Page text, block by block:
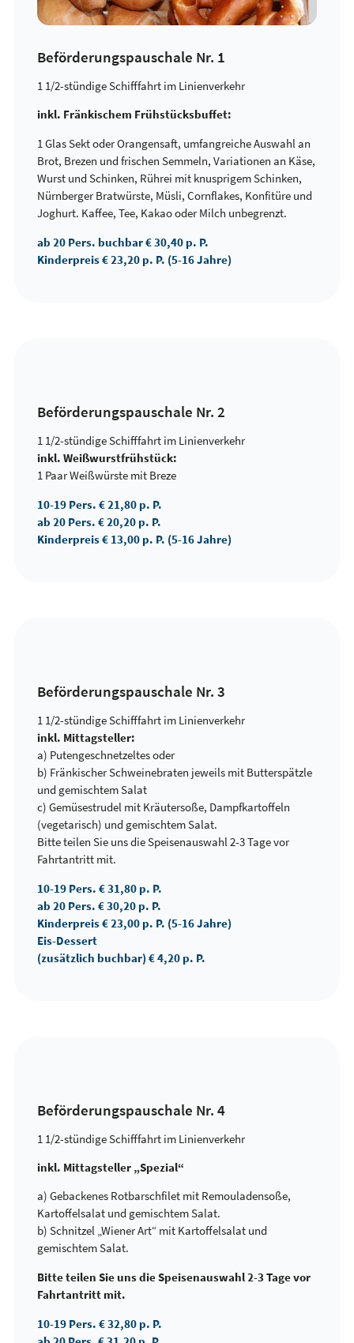
Beförderungspauschale Nr. 1
1 1/2-stündige Schifffahrt im Linienverkehr
inkl. Fränkischem Frühstücksbuffet:
1 Glas Sekt oder Orangensaft, umfangreiche Auswahl an
Brot, Brezen und frischen Semmeln, Variationen an Käse,
Wurst und Schinken, Rührei mit knusprigem Schinken,
Nürnberger Bratwürste, Müsli, Cornflakes, Konfitüre und
Joghurt. Kaffee, Tee, Kakao oder Milch unbegrenzt.
ab 20 Pers. buchbar € 30,40 p. P.
Kinderpreis € 23,20 p. P. (5-16 Jahre)
Beförderungspauschale Nr. 2
1 1/2-stündige Schifffahrt im Linienverkehr
inkl. Weißwurstfrühstück:
1 Paar Weißwürste mit Breze
10-19 Pers. € 21,80 p. P.
ab 20 Pers. € 20,20 p. P.
Kinderpreis € 13,00 p. P. (5-16 Jahre)
Beförderungspauschale Nr. 3
1 1/2-stündige Schifffahrt im Linienverkehr
inkl. Mittagsteller:
a) Putengeschnetzeltes oder
b) Fränkischer Schweinebraten jeweils mit Butterspätzle
und gemischtem Salat
c) Gemüsestrudel mit Kräutersoße, Dampfkartoffeln
(vegetarisch) und gemischtem Salat.
Bitte teilen Sie uns die Speisenauswahl 2-3 Tage vor
Fahrtantritt mit.
10-19 Pers. € 31,80 p. P.
ab 20 Pers. € 30,20 p. P.
Kinderpreis € 23,00 p. P. (5-16 Jahre)
Eis-Dessert
(zusätzlich buchbar) € 4,20 p. P.
Beförderungspauschale Nr. 4
1 1/2-stündige Schifffahrt im Linienverkehr
inkl. Mittagsteller „Spezial“
a) Gebackenes Rotbarschfilet mit Remouladensoße,
Kartoffelsalat und gemischtem Salat.
b) Schnitzel „Wiener Art“ mit Kartoffelsalat und
gemischtem Salat.
Bitte teilen Sie uns die Speisenauswahl 2-3 Tage vor
Fahrtantritt mit.
10-19 Pers. € 32,80 p. P.